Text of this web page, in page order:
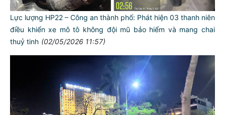
Lực lượng HP22 – Công an thành phố: Phát hiện 03 thanh niên
điều khiển xe mô tô không đội mũ bảo hiểm và mang chai
thuỷ tinh (02/05/2026 11:57)